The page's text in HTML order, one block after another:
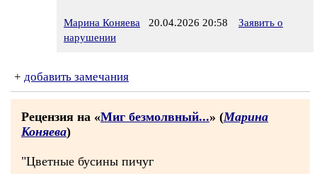
Марина Коняева 20.04.2026 20:58
Заявить о
нарушении
+ добавить замечания
Рецензия на «Миг безмолвный...» (Марина
Коняева)
"Цветные бусины пичуг